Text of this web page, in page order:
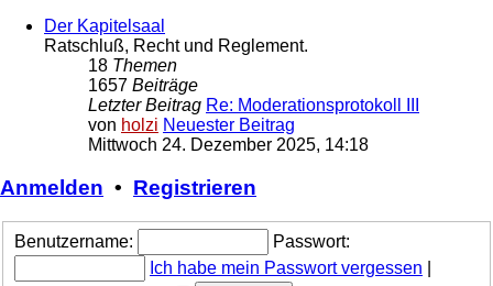
Der Kapitelsaal
Ratschluß, Recht und Reglement.
18 Themen
1657 Beiträge
Letzter Beitrag Re: Moderationsprotokoll III
von holzi Neuester Beitrag
Mittwoch 24. Dezember 2025, 14:18
Anmelden • Registrieren
Benutzername:
Passwort:
Ich habe mein Passwort vergessen